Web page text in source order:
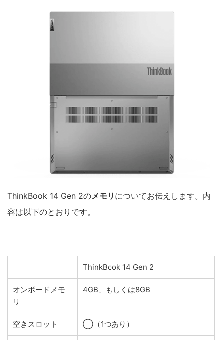
ThinkBook 14 Gen 2のメモリ についてお伝えします。内
容は以下のとおりです。
ThinkBook 14 Gen 2
オンボードメモ
リ
4GB、もしくは8GB
空きスロット ◯（1つあり）